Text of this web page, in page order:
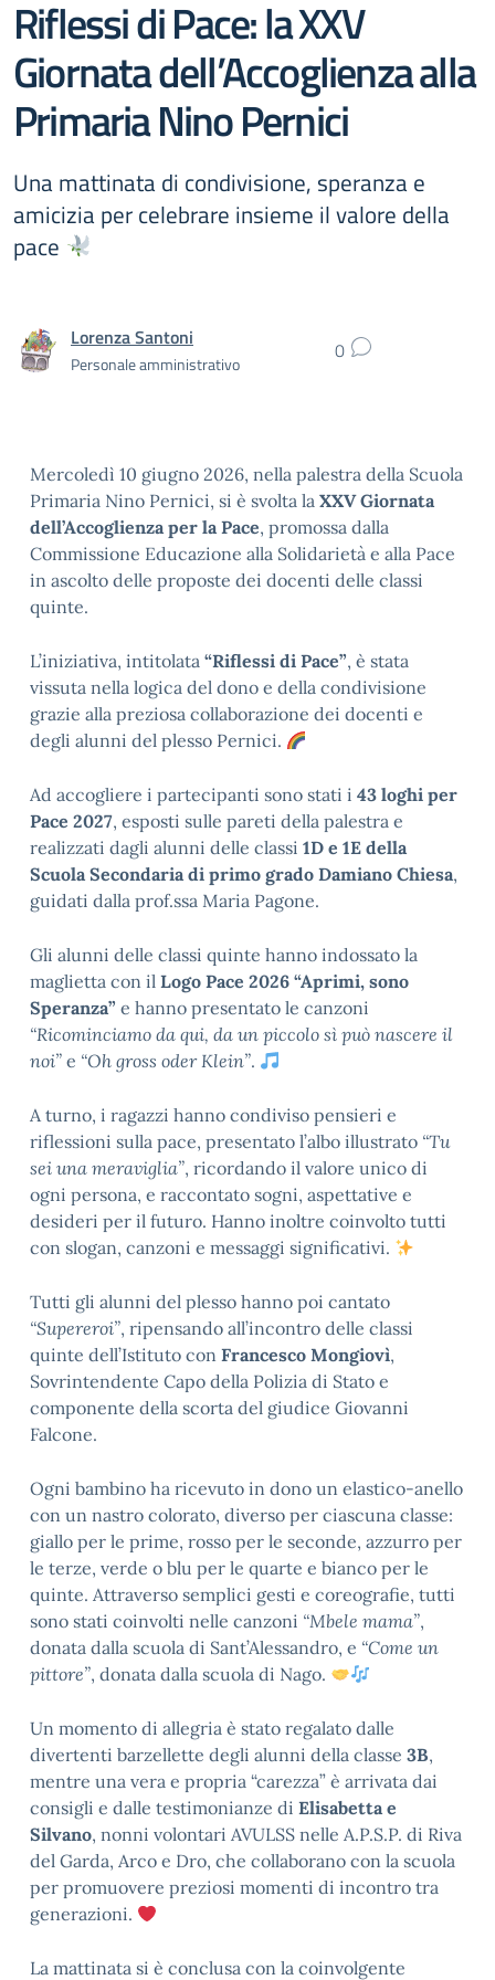
Riflessi di Pace: la XXV
Giornata dell’Accoglienza alla
Primaria Nino Pernici
Una mattinata di condivisione, speranza e
amicizia per celebrare insieme il valore della
pace
Lorenza Santoni
Personale amministrativo 0
Mercoledì 10 giugno 2026, nella palestra della Scuola
Primaria Nino Pernici, si è svolta la XXV Giornata
dell’Accoglienza per la Pace, promossa dalla
Commissione Educazione alla Solidarietà e alla Pace
in ascolto delle proposte dei docenti delle classi
quinte.
L’iniziativa, intitolata “Riflessi di Pace”, è stata
vissuta nella logica del dono e della condivisione
grazie alla preziosa collaborazione dei docenti e
degli alunni del plesso Pernici.
Ad accogliere i partecipanti sono stati i 43 loghi per
Pace 2027, esposti sulle pareti della palestra e
realizzati dagli alunni delle classi 1D e 1E della
Scuola Secondaria di primo grado Damiano Chiesa,
guidati dalla prof.ssa Maria Pagone.
Gli alunni delle classi quinte hanno indossato la
maglietta con il Logo Pace 2026 “Aprimi, sono
Speranza” e hanno presentato le canzoni
“Ricominciamo da qui, da un piccolo sì può nascere il
noi” e “Oh gross oder Klein”.
A turno, i ragazzi hanno condiviso pensieri e
riflessioni sulla pace, presentato l’albo illustrato “Tu
sei una meraviglia”, ricordando il valore unico di
ogni persona, e raccontato sogni, aspettative e
desideri per il futuro. Hanno inoltre coinvolto tutti
con slogan, canzoni e messaggi significativi.
Tutti gli alunni del plesso hanno poi cantato
“Supereroi”, ripensando all’incontro delle classi
quinte dell’Istituto con Francesco Mongiovì,
Sovrintendente Capo della Polizia di Stato e
componente della scorta del giudice Giovanni
Falcone.
Ogni bambino ha ricevuto in dono un elastico-anello
con un nastro colorato, diverso per ciascuna classe:
giallo per le prime, rosso per le seconde, azzurro per
le terze, verde o blu per le quarte e bianco per le
quinte. Attraverso semplici gesti e coreografie, tutti
sono stati coinvolti nelle canzoni “Mbele mama”,
donata dalla scuola di Sant’Alessandro, e “Come un
pittore”, donata dalla scuola di Nago.
Un momento di allegria è stato regalato dalle
divertenti barzellette degli alunni della classe 3B,
mentre una vera e propria “carezza” è arrivata dai
consigli e dalle testimonianze di Elisabetta e
Silvano, nonni volontari AVULSS nelle A.P.S.P. di Riva
del Garda, Arco e Dro, che collaborano con la scuola
per promuovere preziosi momenti di incontro tra
generazioni.
La mattinata si è conclusa con la coinvolgente